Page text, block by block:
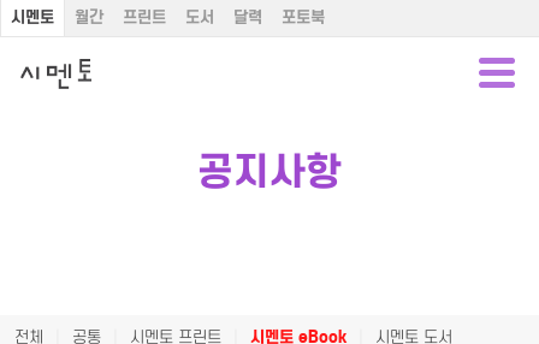
시멘토 월간 프린트 도서 달력 포토북
공지사항
전체 공통 시멘토 프린트 시멘토 eBook
시멘토 도서